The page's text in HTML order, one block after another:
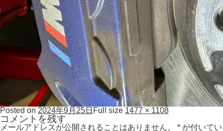
Posted on 2024年9月25日 Full size 1477 × 1108
コメントを残す
メールアドレスが公開されることはありません。 * が付いてい